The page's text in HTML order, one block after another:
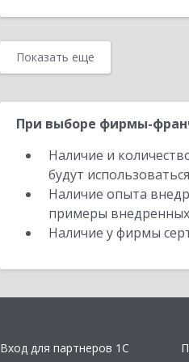
Показать еще
При выборе фирмы-
Наличие и
будут
Наличие опыта
примеры
Наличие у фирмы
Вход для партнеров 1С